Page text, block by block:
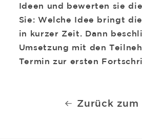
Ideen und bewerten sie
Sie: Welche Idee bringt
in kurzer Zeit. Dann
Umsetzung mit den
Termin zur ersten
Zurück zum